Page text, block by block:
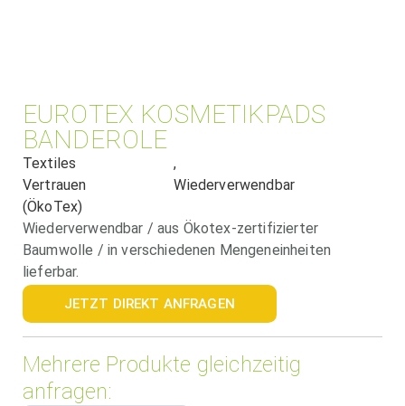
EUROTEX KOSMETIKPADS
BANDEROLE
Textiles
Vertrauen
(ÖkoTex)
,
Wiederverwendbar
Wiederverwendbar / aus Ökotex-zertifizierter
Baumwolle / in verschiedenen Mengeneinheiten
lieferbar.
JETZT DIREKT ANFRAGEN
Mehrere Produkte gleichzeitig
anfragen: